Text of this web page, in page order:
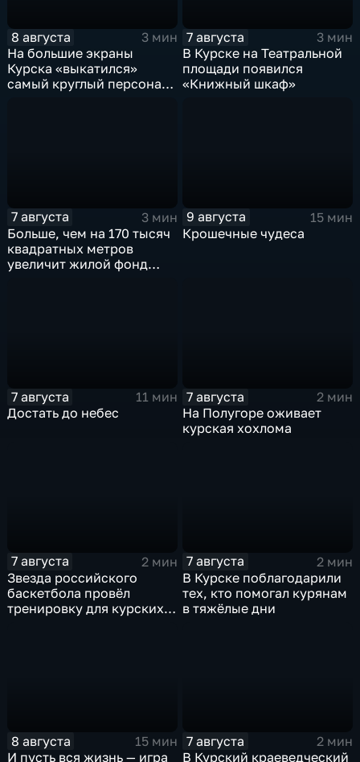
8 августа
3 мин
На большие экраны
Курска «выкатился»
самый круглый персонаж
7 августа
3 мин
В Курске на Театральной
площади появился
«Книжный шкаф»
7 августа
3 мин
Больше, чем на 170 тысяч
квадратных метров
увеличит жилой фонд
9 августа
15 мин
Крошечные чудеса
7 августа
11 мин
Достать до небес
7 августа
2 мин
На Полугоре оживает
курская хохлома
7 августа
2 мин
Звезда российского
баскетбола провёл
тренировку для курских
7 августа
2 мин
В Курске поблагодарили
тех, кто помогал курянам
в тяжёлые дни
8 августа
15 мин
И пусть вся жизнь — игра
7 августа
2 мин
В Курский краеведческий